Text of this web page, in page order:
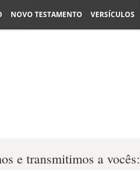
NOVO TESTAMENTO VERSÍCULOS
e transmitimos a vocês: